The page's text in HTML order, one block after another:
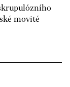
movité